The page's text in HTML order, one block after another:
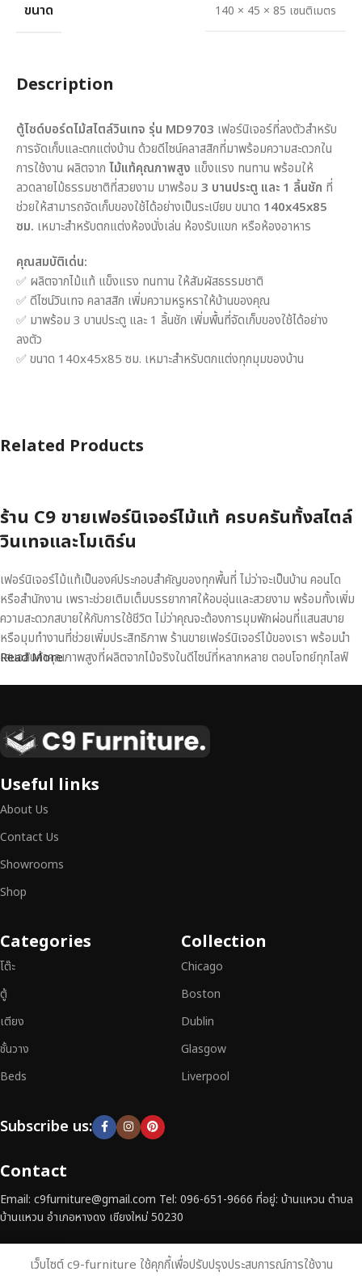
ขนาด 140 × 45 × 85 เซนติเมตร
Description
ตู้ไซด์บอร์ดไม้สไตล์วินเทจ รุ่น MD9703 เฟอร์นิเจอร์ที่ลงตัวสำหรับ
การจัดเก็บและตกแต่งบ้าน ด้วยดีไซน์คลาสสิกที่มาพร้อมความสะดวกใน
การใช้งาน ผลิตจาก ไม้แท้คุณภาพสูง แข็งแรง ทนทาน พร้อมให้
ลวดลายไม้ธรรมชาติที่สวยงาม มาพร้อม 3 บานประตู และ 1 ลิ้นชัก ที่
ช่วยให้สามารถจัดเก็บของใช้ได้อย่างเป็นระเบียบ ขนาด 140x45x85
ซม. เหมาะสำหรับตกแต่งห้องนั่งเล่น ห้องรับแขก หรือห้องอาหาร
คุณสมบัติเด่น:
✅ ผลิตจากไม้แท้ แข็งแรง ทนทาน ให้สัมผัสธรรมชาติ
✅ ดีไซน์วินเทจ คลาสสิก เพิ่มความหรูหราให้บ้านของคุณ
✅ มาพร้อม 3 บานประตู และ 1 ลิ้นชัก เพิ่มพื้นที่จัดเก็บของใช้ได้อย่าง
ลงตัว
✅ ขนาด 140x45x85 ซม. เหมาะสำหรับตกแต่งทุกมุมของบ้าน
Related Products
ร้าน C9 ขายเฟอร์นิเจอร์ไม้แท้ ครบครันทั้งสไตล์
วินเทจและโมเดิร์น
เฟอร์นิเจอร์ไม้แท้เป็นองค์ประกอบสำคัญของทุกพื้นที่ ไม่ว่าจะเป็นบ้าน คอนโด
หรือสำนักงาน เพราะช่วยเติมเต็มบรรยากาศให้อบอุ่นและสวยงาม พร้อมทั้งเพิ่ม
ความสะดวกสบายให้กับการใช้ชีวิต ไม่ว่าคุณจะต้องการมุมพักผ่อนที่แสนสบาย
หรือมุมทำงานที่ช่วยเพิ่มประสิทธิภาพ ร้านขายเฟอร์นิเจอร์ไม้ของเรา พร้อมนำ
เสนอสินค้าคุณภาพสูงที่ผลิตจากไม้จริงในดีไซน์ที่หลากหลาย ตอบโจทย์ทุกไลฟ์
เหนือระดับ
เฟอร์นิเจอร์ไม้ไม่ใช่เพียงของตกแต่ง แต่เป็นงานศิลปะที่สะท้อนถึงรสนิยมและ
สามารถผสานความสวยงาม ความแข็งแรง และการใช้งานที่ตอบโจทย์ทุกความ
ต้องการได้อย่างลงตัว เฟอร์นิเจอร์ทุกชิ้นของเราผลิตจากวัสดุคุณภาพสูง ผ่าน
การตรวจสอบมาตรฐานอย่างเคร่งครัด
สิก และการใช้งานที่ยาวนาน
ประกันคุณภาพและการบริการที่ดีที่สุด
Read More
Useful links
About Us
Contact Us
Showrooms
Shop
Categories
โต๊ะ
ตู้
เตียง
ชั้นวาง
Beds
Collection
Chicago
Boston
Dublin
Glasgow
Liverpool
Subscribe us:
Contact
Email: c9furniture@gmail.com Tel: 096-651-9666 ที่อยู่: บ้านแหวน ตำบล
บ้านแหวน อำเภอหางดง เชียงใหม่ 50230
เว็บไซต์ c9-furniture ใช้คุกกี้เพื่อปรับปรุงประสบการณ์การใช้งาน